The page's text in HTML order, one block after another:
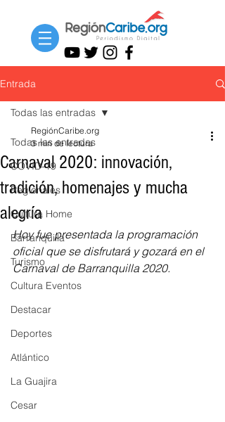
Entrada
Todas las entradas
COVID-19
Regionales
Cultura Home
Barranquilla
Turismo
Cultura Eventos
Destacar
Deportes
Atlántico
La Guajira
Cesar
Todas las entradas
Carnaval 2020: innovación,
tradición, homenajes y mucha
alegría
RegiónCaribe.org
3 min de lectura
Hoy fue presentada la programación
oficial que se disfrutará y gozará en el
Carnaval de Barranquilla 2020.